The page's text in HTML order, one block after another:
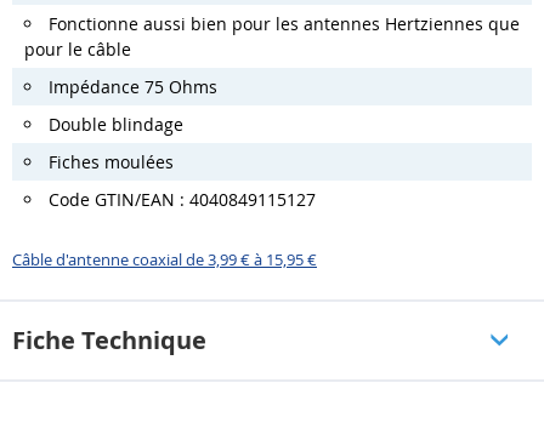
Fonctionne aussi bien pour les antennes Hertziennes que
pour le câble
Impédance 75 Ohms
Double blindage
Fiches moulées
Code GTIN/EAN : 4040849115127
Câble d'antenne coaxial de 3,99 € à 15,95 €
Fiche Technique